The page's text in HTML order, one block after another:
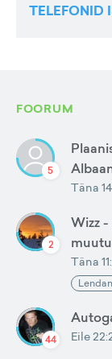
TELEFONID
FOORUM
5
Täna
2
Wizz
Täna
44 Eile